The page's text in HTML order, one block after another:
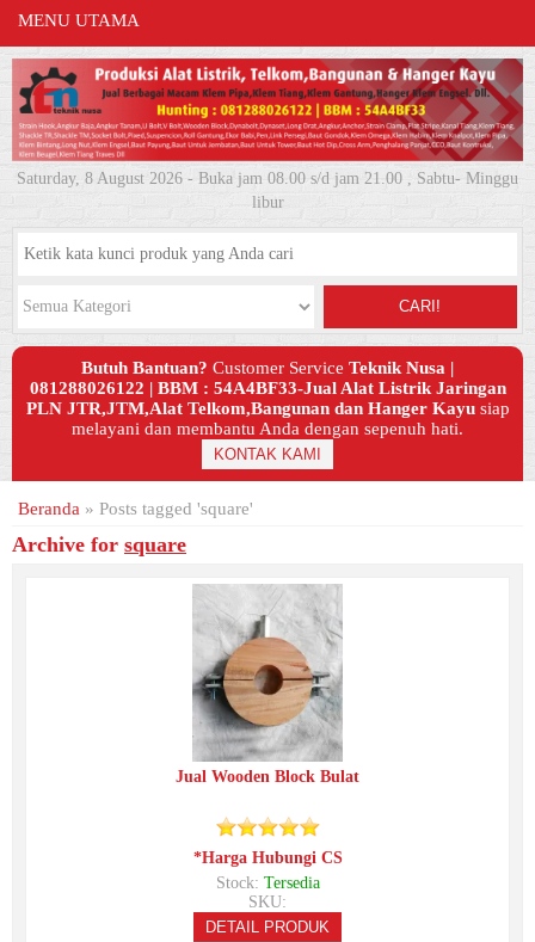
MENU UTAMA
Saturday, 8 August 2026 - Buka jam 08.00 s/d jam 21.00 , Sabtu- Minggu
libur
CARI!
Butuh Bantuan? Customer Service Teknik Nusa |
081288026122 | BBM : 54A4BF33-Jual Alat Listrik Jaringan
PLN JTR,JTM,Alat Telkom,Bangunan dan Hanger Kayusiap
melayani dan membantu Anda dengan sepenuh hati.
KONTAK KAMI
Beranda » Posts tagged 'square'
Archive for square
Jual Wooden Block Bulat
*Harga Hubungi CS
Stock: Tersedia
SKU:
DETAIL PRODUK